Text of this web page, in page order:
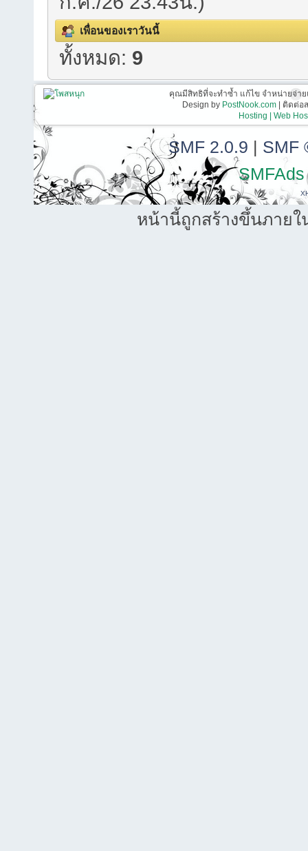
เพื่อนของเราวันนี้
ทั้งหมด: 9
คุณมีสิทธิที่จะทำซ้ำ แก้ไข จำหน่ายจ่า
Design by PostNook.com| ติดต่อส
Hosting | Web
SMF 2.0.9 | SMF
SMFAds
หน้านี้ถูกสร้างขึ้นภายใ